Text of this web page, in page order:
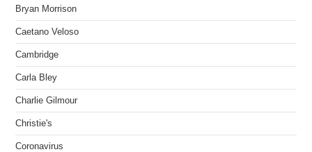
Bryan Morrison
Caetano Veloso
Cambridge
Carla Bley
Charlie Gilmour
Christie's
Coronavirus